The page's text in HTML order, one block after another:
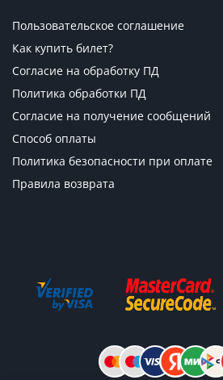
Пользовательское соглашение
Как купить билет?
Согласие на обработку ПД
Политика обработки ПД
Согласие на получение сообщений
Способ оплаты
Политика безопасности при оплате
Правила возврата